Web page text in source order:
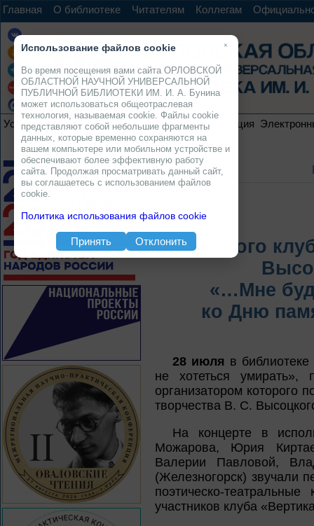
Главная О библиотеке Читателям Коллегам
Услуги Ресурсы Проекты Электронная коллекция
Орловского
«…Мне
ко Дню
28 июля в
не хотеться
организатором которого
творчества В. С.
На концерте в
Можарова, Юрия
Валерии Павловой,
(Железногорск) звучали
поэтическо-
участников клуба
×
Использование файлов cookie
Во время посещения вами сайта ОРЛОВСКОЙ
ОБЛАСТНОЙ НАУЧНОЙ УНИВЕРСАЛЬНОЙ
ПУБЛИЧНОЙ БИБЛИОТЕКИ ИМ. И. А. Бунина
может использоваться общеотраслевая
технология, называемая cookie. Файлы cookie
представляют собой небольшие фрагменты
данных, которые временно сохраняются на
вашем компьютере или мобильном устройстве и
обеспечивают более эффективную работу
сайта. Продолжая просматривать данный сайт,
вы соглашаетесь с использованием файлов
cookie.
Политика использования файлов cookie
Принять Отклонить